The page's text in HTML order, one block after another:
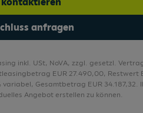
anfragen
inkl. USt, NoVA, zzgl. gesetzl.
EUR 27.490,00, Restwert
Gesamtbetrag EUR 34.187,32.
Angebot erstellen zu können.